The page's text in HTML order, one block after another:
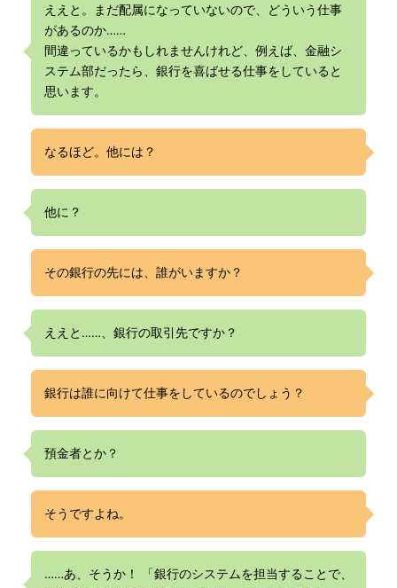
ええと。まだ配属になっていないので、どういう仕事
があるのか……
間違っているかもしれませんけれど、例えば、金融シ
ステム部だったら、銀行を喜ばせる仕事をしていると
思います。
なるほど。他には？
他に？
その銀行の先には、誰がいますか？
ええと……、銀行の取引先ですか？
銀行は誰に向けて仕事をしているのでしょう？
預金者とか？
そうですよね。
……あ、そうか！ 「銀行のシステムを担当することで、